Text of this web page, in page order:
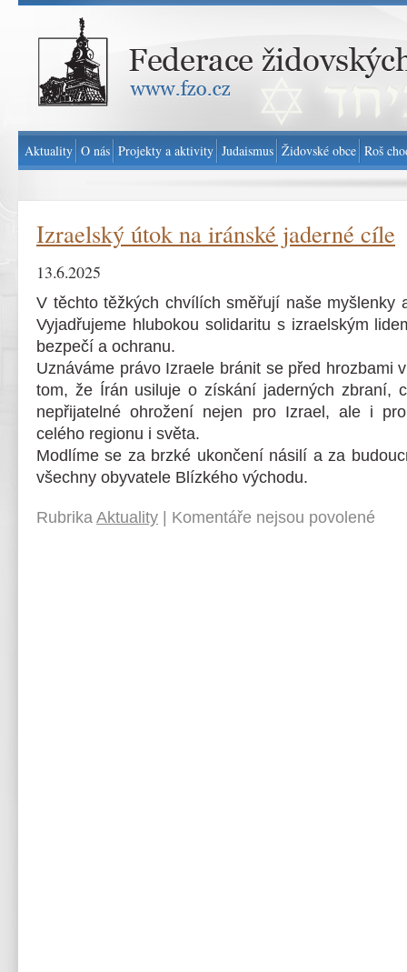
Federace židovských obcí v ČR - www.fzo.cz
Izraelský útok na iránské jaderné cíle
13.6.2025
V těchto těžkých chvílích směřují naše myšlenky
Vyjadřujeme hlubokou solidaritu s izraelským
bezpečí a ochranu.
Uznáváme právo Izraele bránit se před hrozbami
tom, že Írán usiluje o získání jaderných zbraní,
nepřijatelné ohrožení nejen pro Izrael, ale i
celého regionu i světa.
Modlíme se za brzké ukončení násilí a za
všechny obyvatele Blízkého východu.
Rubrika Aktuality Komentáře nejsou povolené
Aktuality O nás Projekty a aktivity Judaismus Židovské obce Roš